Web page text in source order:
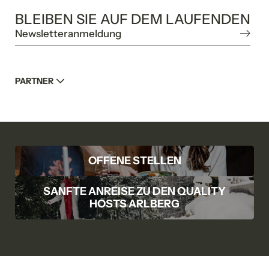
BLEIBEN SIE AUF DEM LAUFENDEN
Newsletteranmeldung
PARTNER
OFFENE STELLEN
SANFTE ANREISE ZU DEN QUALITY
HOSTS ARLBERG